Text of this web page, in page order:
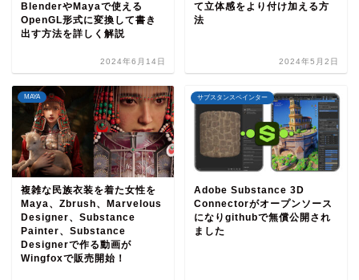
BlenderやMayaで使える
OpenGL形式に変換して書き
出す方法を詳しく解説
2024年6月14日
て立体感をより付け加える方
法
2024年5月2日
MAYA
複雑な民族衣装を着た女性を
Maya、Zbrush、Marvelous
Designer、Substance
Painter、Substance
Designerで作る動画が
Wingfoxで販売開始！
サブスタンスペインター
Adobe Substance 3D
Connectorがオープンソース
になりgithubで無償公開され
ました